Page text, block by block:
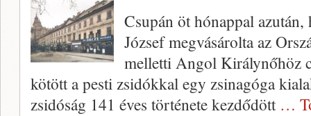
Csupán öt hónappal
József megvásárolta az
melletti Angol Királynőhöz
kötött a pesti zsidókkal egy zsinagóga
zsidóság 141 éves története kezdődött …